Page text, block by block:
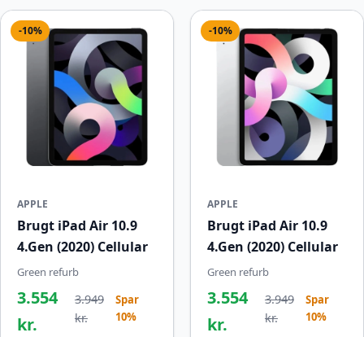
-10%
APPLE
Brugt iPad Air 10.9
4.Gen (2020) Cellular
Green refurb
3.554
kr.
3.949
kr.
Spar
10%
-10%
APPLE
Brugt iPad Air 10.9
4.Gen (2020) Cellular
Green refurb
3.554
kr.
3.949
kr.
Spar
10%